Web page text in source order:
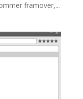
framover,...